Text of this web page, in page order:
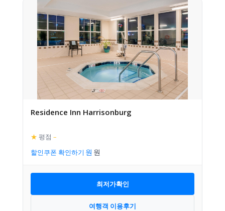
Residence Inn Harrisonburg
★ 평점 –
할인쿠폰 확인하기
최저가확인
여행객 이용후기